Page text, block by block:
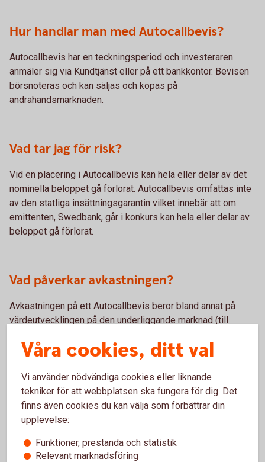
Hur handlar man med Autocallbevis?
Autocallbevis har en teckningsperiod och investeraren
anmäler sig via Kundtjänst eller på ett bankkontor. Bevisen
börsnoteras och kan säljas och köpas på
andrahandsmarknaden.
Vad tar jag för risk?
Vid en placering i Autocallbevis kan hela eller delar av det
nominella beloppet gå förlorat. Autocallbevis omfattas inte
av den statliga insättningsgarantin vilket innebär att om
emittenten, Swedbank, går i konkurs kan hela eller delar av
beloppet gå förlorat.
Vad påverkar avkastningen?
Avkastningen på ett Autocallbevis beror bland annat på
värdeutvecklingen på den underliggande marknad (till
kopplad till, kupongens storlek, kupongbarriären samt nivån
För- och nackdelar med
Autocallbevis
Våra cookies, ditt val
Vi använder nödvändiga cookies eller liknande
tekniker för att webbplatsen ska fungera för dig. Det
finns även cookies du kan välja som förbättrar din
upplevelse:
Funktioner, prestanda och statistik
Relevant marknadsföring